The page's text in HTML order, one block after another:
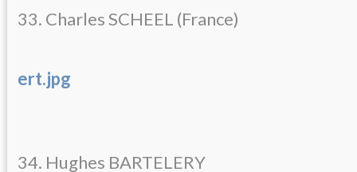
33. Charles SCHEEL (France)
ert.jpg
34. Hughes BARTELERY